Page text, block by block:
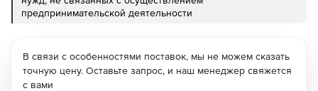
предпринимательской деятельности
В связи с особенностями поставок, мы не можем сказать
точную цену. Оставьте запрос, и наш менеджер свяжется
с вами